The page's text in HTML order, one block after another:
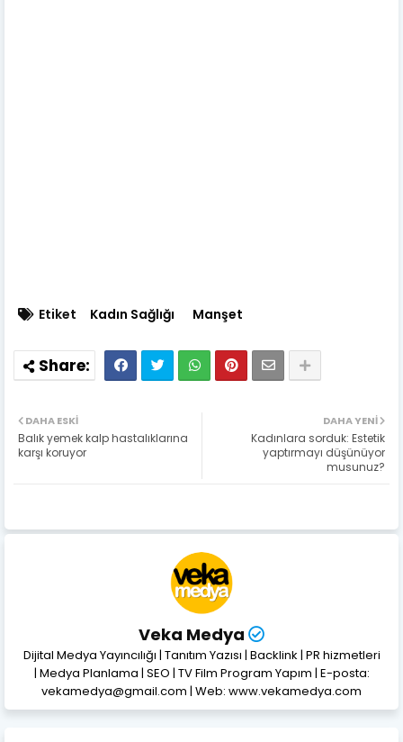
Etiket Kadın Sağlığı Manşet
DAHA YENI
Kadınlara sorduk: Estetik
yaptırmayı düşünüyor
musunuz?
DAHA ESKI
Balık yemek kalp hastalıklarına
karşı koruyor
Veka Medya
Dijital Medya Yayıncılığı | Tanıtım Yazısı | Backlink | PR hizmetleri
| Medya Planlama | SEO | TV Film Program Yapım | E-posta:
vekamedya@gmail.com | Web: www.vekamedya.com